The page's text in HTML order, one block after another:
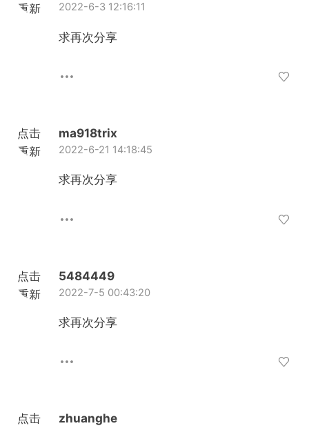
重新
2022-6-3 12:16:11
求再次分享
点击
重新
ma918trix
2022-6-21 14:18:45
求再次分享
点击
重新
5484449
2022-7-5 00:43:20
求再次分享
点击
zhuanghe